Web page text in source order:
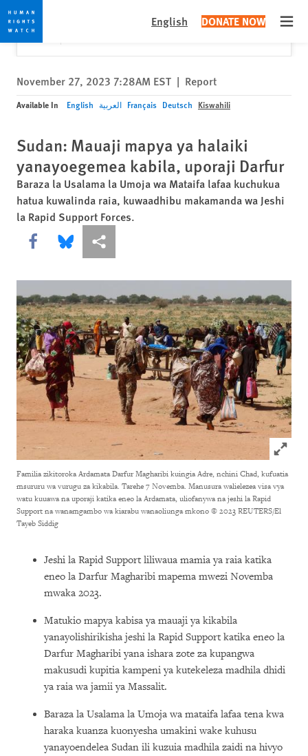
Skip
to
cookie
privacy
notice
Skip
to
main
content
English DONATE NOW
Would you like to read this page in English?
Yes
✕
November 27, 2023 7:28AM EST | Report
Available In English العربية Français Deutsch Kiswahili
Sudan: Mauaji mapya ya halaiki
yanayoegemea kabila, uporaji Darfur
Baraza la Usalama la Umoja wa Mataifa lafaa kuchukua
hatua kuwalinda raia, kuwaadhibu makamanda wa Jeshi
la Rapid Support Forces.
Share this via Facebook
Share this via Bluesky
More sharing options
Click
Familia zikitoroka Ardamata Darfur Magharibi kuingia Adre, nchini Chad, kufuatia
msururu wa vurugu za kikabila. Tarehe 7 Novemba. Manusura walielezea visa vya
watu kuuawa na uporaji katika eneo la Ardamata, uliofanywa na jeshi la Rapid
Support na wanamgambo wa kiarabu wanaoliunga mkono © 2023 REUTERS/El
Tayeb Siddig
Jeshi la Rapid Support liliwaua mamia ya raia katika
eneo la Darfur Magharibi mapema mwezi Novemba
mwaka 2023.
Matukio mapya kabisa ya mauaji ya kikabila
yanayolishirikisha jeshi la Rapid Support katika eneo la
Darfur Magharibi yana ishara zote za kupangwa
makusudi kupitia kampeni ya kutekeleza madhila dhidi
ya raia wa jamii ya Massalit.
Baraza la Usalama la Umoja wa mataifa lafaa tena kwa
haraka kuanza kuonyesha umakini wake kuhusu
yanayoendelea Sudan ili kuzuia madhila zaidi na hivyo